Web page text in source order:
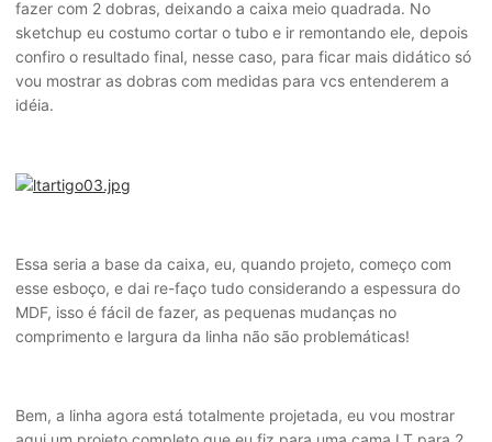
fazer com 2 dobras, deixando a caixa meio quadrada. No
sketchup eu costumo cortar o tubo e ir remontando ele, depois
confiro o resultado final, nesse caso, para ficar mais didático só
vou mostrar as dobras com medidas para vcs entenderem a
idéia.
Essa seria a base da caixa, eu, quando projeto, começo com
esse esboço, e dai re-faço tudo considerando a espessura do
MDF, isso é fácil de fazer, as pequenas mudanças no
comprimento e largura da linha não são problemáticas!
Bem, a linha agora está totalmente projetada, eu vou mostrar